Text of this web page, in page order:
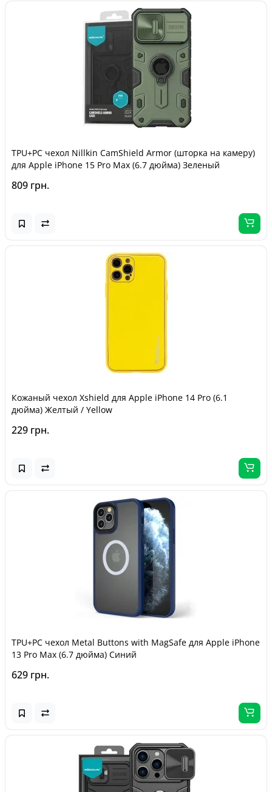
TPU+PC чехол Nillkin CamShield Armor (шторка на камеру)
для Apple iPhone 15 Pro Max (6.7 дюйма) Зеленый
809 грн.
Кожаный чехол Xshield для Apple iPhone 14 Pro (6.1
дюйма) Желтый / Yellow
229 грн.
TPU+PC чехол Metal Buttons with MagSafe для Apple iPhone
13 Pro Max (6.7 дюйма) Синий
629 грн.